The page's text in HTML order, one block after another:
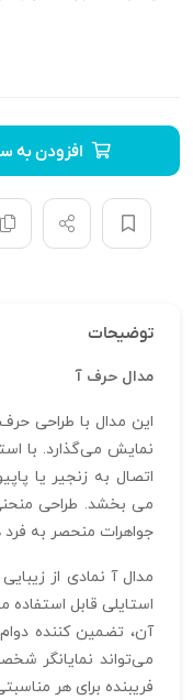
افزودن به
توضیحات
مدال حرف آ
این مدال با طراحی
نمایش می‌گذارد. با
اتصال به زنجیر یا
می‌ بخشد. طراحی
جواهرات منحصر به‌
مدال آ نمادی از
استایلی قابل
آن، تضمین‌ کننده
می‌تواند نمایانگر
فریبنده برای هر